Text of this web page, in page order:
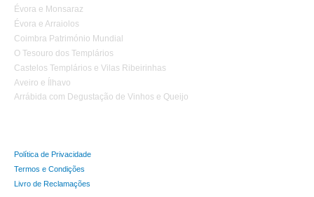
Évora e Monsaraz
Évora e Arraiolos
Coimbra Património Mundial
O Tesouro dos Templários
Castelos Templários e Vilas Ribeirinhas
Aveiro e Ílhavo
Arrábida com Degustação de Vinhos e Queijo
Política de Privacidade
Termos e Condições
Livro de Reclamações